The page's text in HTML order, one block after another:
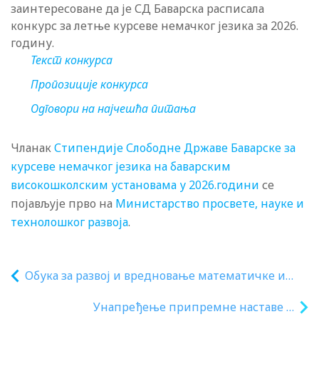
заинтересоване да је СД Баварска расписала
конкурс за летње курсеве немачког језика за 2026.
годину.
Текст конкурса
Пропозиције конкурса
Одговори на најчешћа питања
ЧланакСтипендије Слободне Државе Баварске за
курсеве немачког језика на баварским
високошколским установама у 2026.години се
појављује прво на Министарство просвете, науке и
технолошког развоја.
Обука за развој и вредновање математичке и
Унапређење припремне наставе и